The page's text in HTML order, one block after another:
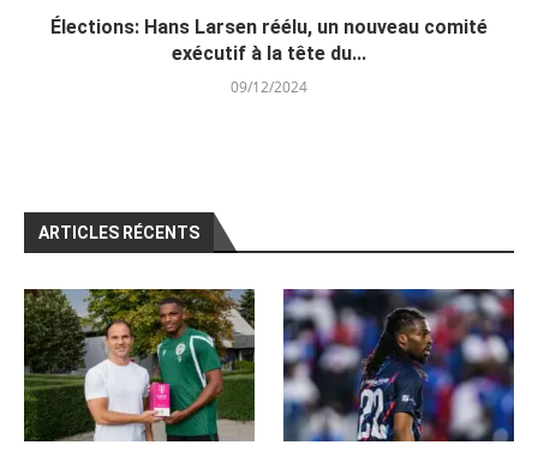
Élections: Hans Larsen réélu, un nouveau comité
exécutif à la tête du...
09/12/2024
ARTICLES RÉCENTS